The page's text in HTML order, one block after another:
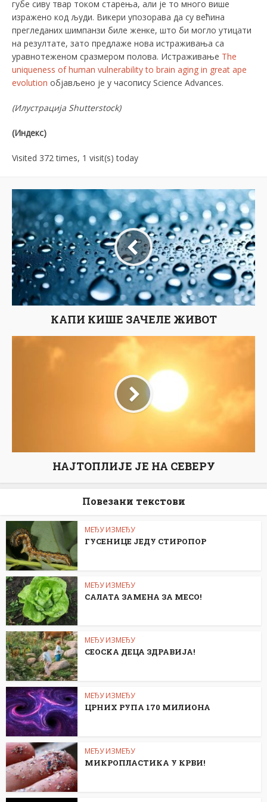
губе сиву твар током старења, али је то много више
изражено код људи. Викери упозорава да су већина
прегледаних шимпанзи биле женке, што би могло утицати
на резултате, зато предлаже нова истраживања са
уравнотеженом сразмером полова. Истраживање The
uniqueness of human vulnerability to brain aging in great ape
evolution објављено је у часопису Science Advances.
(Илустрација Shutterstock)
(Индекс)
Visited 372 times, 1 visit(s) today
КАПИ КИШЕ ЗАЧЕЛЕ ЖИВОТ
НАЈТОПЛИЈЕ JE НА СЕВЕРУ
Повезани текстови
МЕЂУ ИЗМЕЂУ
ГУСЕНИЦЕ ЈЕДУ СТИРОПОР
МЕЂУ ИЗМЕЂУ
САЛАТА ЗАМЕНА ЗА МЕСО!
МЕЂУ ИЗМЕЂУ
СЕОСKА ДЕЦА ЗДРАВИЈА!
МЕЂУ ИЗМЕЂУ
ЦРНИХ РУПА 170 МИЛИОНА
МЕЂУ ИЗМЕЂУ
МИКРОПЛАСТИКА У КРВИ!